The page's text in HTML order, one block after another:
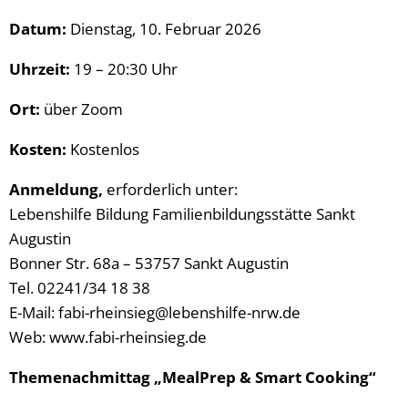
Datum: Dienstag, 10. Februar 2026
Uhrzeit: 19 – 20:30 Uhr
Ort: über Zoom
Kosten: Kostenlos
Anmeldung, erforderlich unter:
Lebenshilfe Bildung Familienbildungsstätte Sankt
Augustin
Bonner Str. 68a – 53757 Sankt Augustin
Tel. 02241/34 18 38
E-Mail: fabi-rheinsieg@lebenshilfe-nrw.de
Web: www.fabi-rheinsieg.de
Themenachmittag „MealPrep & Smart Cooking“